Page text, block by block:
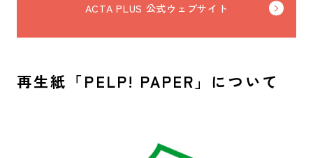
ACTA PLUS 公式ウェブサイト
再生紙「PELP! PAPER」について